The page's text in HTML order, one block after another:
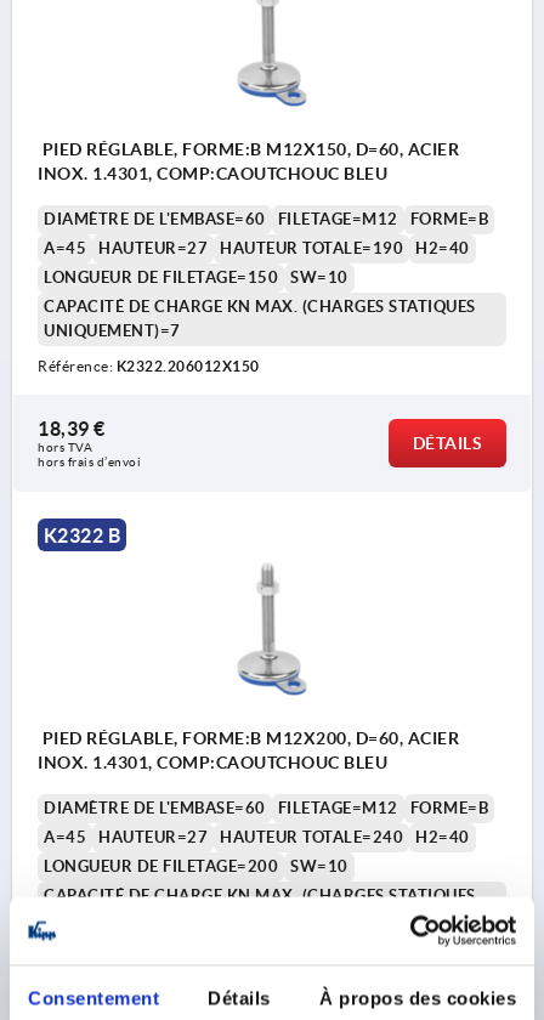
Consentement Détails À propos des cookies
PIED RÉGLABLE, FORME:B M12X150, D=60, ACIER
INOX. 1.4301, COMP:CAOUTCHOUC BLEU
DIAMÈTRE DE L'EMBASE=60 FILETAGE=M12
FORME=B
A=45
HAUTEUR=27 HAUTEUR TOTALE=190
H2=40
LONGUEUR DE FILETAGE=150
SW=10
CAPACITÉ DE CHARGE KN MAX. (CHARGES STATIQUES
UNIQUEMENT)=7
Référence: K2322.206012X150
18,39 €
hors TVA
hors frais d’envoi
DÉTAILS
K2322 B
PIED RÉGLABLE, FORME:B M12X200, D=60, ACIER
INOX. 1.4301, COMP:CAOUTCHOUC BLEU
DIAMÈTRE DE L'EMBASE=60 FILETAGE=M12
FORME=B
A=45
HAUTEUR=27 HAUTEUR TOTALE=240
H2=40
LONGUEUR DE FILETAGE=200
SW=10
CAPACITÉ DE CHARGE KN MAX. (CHARGES STATIQUES
UNIQUEMENT)=7